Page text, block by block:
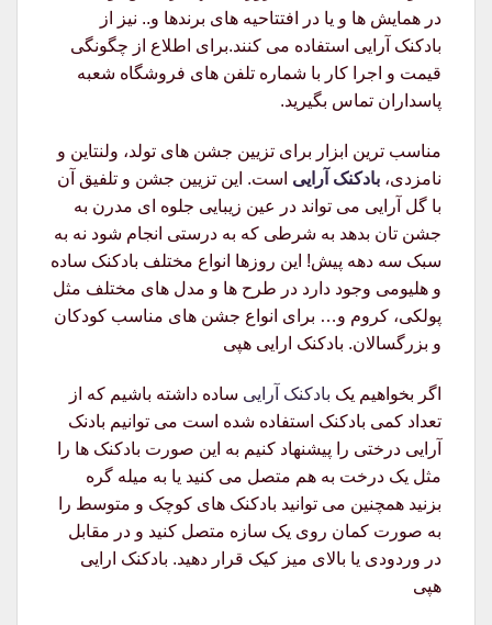
در همایش ها و یا در افتتاحیه های برندها و.. نیز از
بادکنک آرایی استفاده می کنند.برای اطلاع از چگونگی
قیمت و اجرا کار با شماره تلفن های فروشگاه شعبه
پاسداران تماس بگیرید.
مناسب ترین ابزار برای تزیین جشن های تولد، ولنتاین و
نامزدی، بادکنک آرایی است. این تزیین جشن و تلفیق آن
با گل آرایی می تواند در عین زیبایی جلوه ای مدرن به
جشن تان بدهد به شرطی که به درستی انجام شود نه به
سبک سه دهه پیش! این روزها انواع مختلف بادکنک ساده
و هلیومی وجود دارد در طرح ها و مدل های مختلف مثل
پولکی، کروم و… برای انواع جشن های مناسب کودکان
و بزرگسالان. بادکنک ارایی هپی
اگر بخواهیم یک بادکنک آرایی ساده داشته باشیم که از
تعداد کمی بادکنک استفاده شده است می توانیم بادنک
آرایی درختی را پیشنهاد کنیم به این صورت بادکنک ها را
مثل یک درخت به هم متصل می کنید یا به میله گره
بزنید همچنین می توانید بادکنک های کوچک و متوسط را
به صورت کمان روی یک سازه متصل کنید و در مقابل
در وردودی یا بالای میز کیک قرار دهید. بادکنک ارایی
هپی